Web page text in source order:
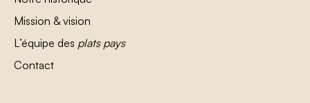
Mission & vision
L’équipe des plats pays
Contact